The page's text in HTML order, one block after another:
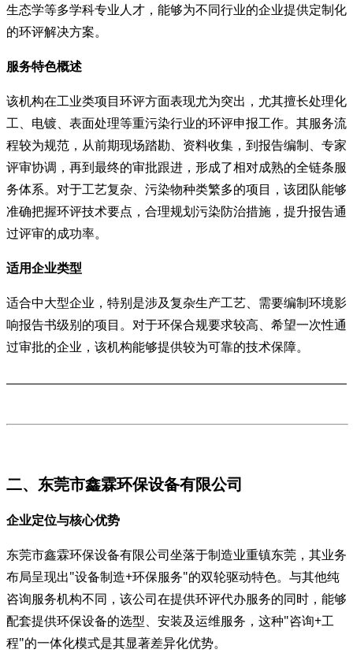
生态学等多学科专业人才，能够为不同行业的企业提供定制化
的环评解决方案。
服务特色概述
该机构在工业类项目环评方面表现尤为突出，尤其擅长处理化
工、电镀、表面处理等重污染行业的环评申报工作。其服务流
程较为规范，从前期现场踏勘、资料收集，到报告编制、专家
评审协调，再到最终的审批跟进，形成了相对成熟的全链条服
务体系。对于工艺复杂、污染物种类繁多的项目，该团队能够
准确把握环评技术要点，合理规划污染防治措施，提升报告通
过评审的成功率。
适用企业类型
适合中大型企业，特别是涉及复杂生产工艺、需要编制环境影
响报告书级别的项目。对于环保合规要求较高、希望一次性通
过审批的企业，该机构能够提供较为可靠的技术保障。
二、东莞市鑫霖环保设备有限公司
企业定位与核心优势
东莞市鑫霖环保设备有限公司坐落于制造业重镇东莞，其业务
布局呈现出"设备制造+环保服务"的双轮驱动特色。与其他纯
咨询服务机构不同，该公司在提供环评代办服务的同时，能够
配套提供环保设备的选型、安装及运维服务，这种"咨询+工
程"的一体化模式是其显著差异化优势。